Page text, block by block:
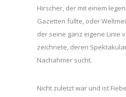
Hirscher, der mit einem
Gazetten füllte, oder
der seine ganz eigene Linie
zeichnete, deren
Nachahmer sucht.
Nicht zuletzt war und ist